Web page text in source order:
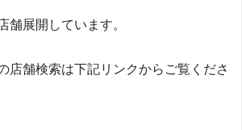
舗展開しています。
店舗検索は下記リンクからご覧くださ